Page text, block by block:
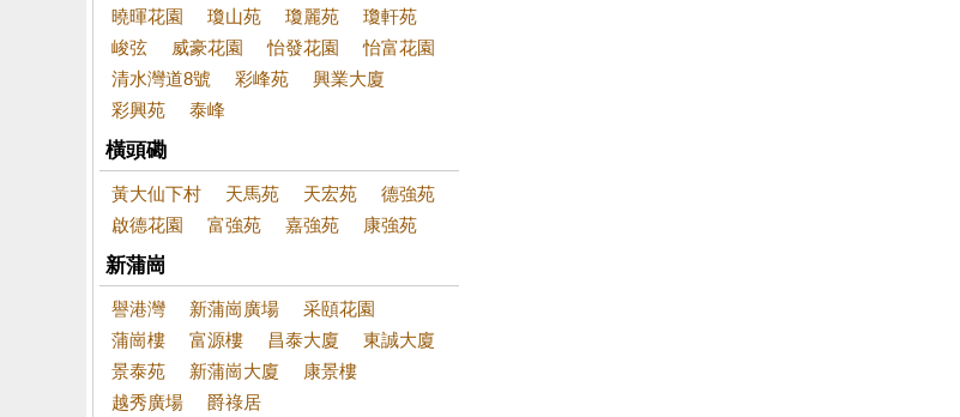
曉暉花園
瓊山苑 瓊麗苑
瓊軒苑
峻弦
威豪花園 怡發花園
怡富花園
清水灣道8號
彩峰苑
興業大廈
彩興苑
泰峰
橫頭磡
黃大仙下村 天馬苑 天宏苑
德強苑
啟德花園
富強苑 嘉強苑 康強苑
新蒲崗
譽港灣 新蒲崗廣場
采頤花園
蒲崗樓
富源樓 昌泰大廈
東誠大廈
景泰苑
新蒲崗大廈
康景樓
越秀廣場
爵祿居